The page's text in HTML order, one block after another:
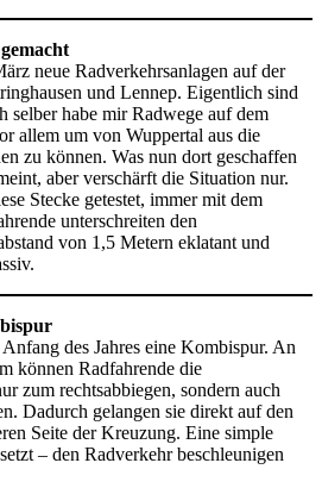
neue Radverkehrsanlagen auf der
und Lennep. Eigentlich sind
selber habe mir Radwege auf dem
allem um von Wuppertal aus die
zu können. Was nun dort geschaffen
aber verschärft die Situation nur.
Stecke getestet, immer mit dem
unterschreiten den
von 1,5 Metern eklatant und
des Jahres eine Kombispur. An
können Radfahrende die
zum rechtsabbiegen, sondern auch
Dadurch gelangen sie direkt auf den
Seite der Kreuzung. Eine simple
– den Radverkehr beschleunigen